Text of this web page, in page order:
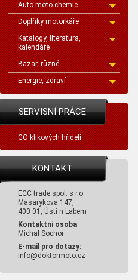
Auto-moto chemie
Doplňky motorkáře
Katalogy, literatura,
kalendáře
Bazar, různé
Energie, zdraví
SERVISNÍ PRÁCE
GO klikových hřídelí
KONTAKT
ECC trade spol. s r.o.
Masarykova 147,
400 01, Ústí n Labem
Kontaktní osoba
Michal Sochor
E-mail pro dotazy:
info@doktormoto.cz